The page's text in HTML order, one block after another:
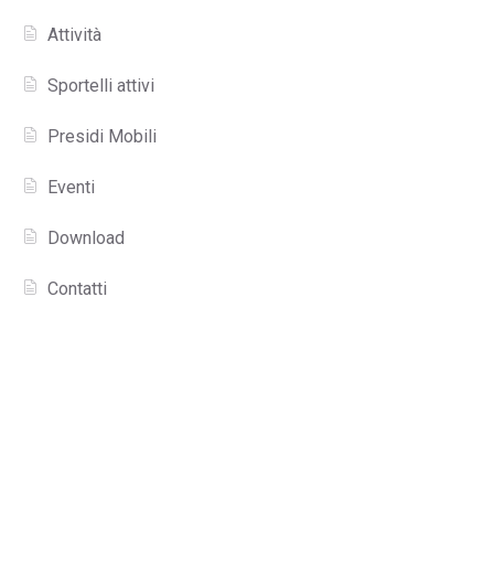
Attività
Sportelli attivi
Presidi Mobili
Eventi
Download
Contatti